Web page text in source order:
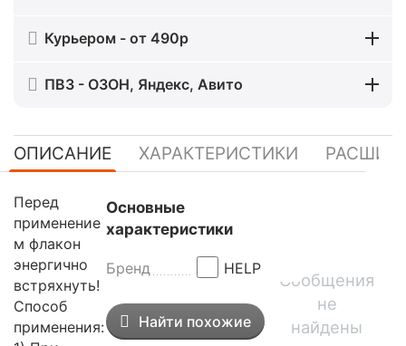
Курьером - от 490р
ПВЗ - ОЗОН, Яндекс, Авито
ОПИСАНИЕ ХАРАКТЕРИСТИКИ
Перед
применение
м флакон
энергично
встряхнуть!
Способ
применения:
Основные
характеристики
Бренд HELP
Найти похожие
Сообщения
не
найдены